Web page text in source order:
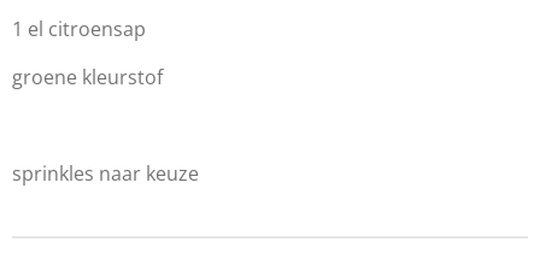
1 el citroensap
groene kleurstof
sprinkles naar keuze